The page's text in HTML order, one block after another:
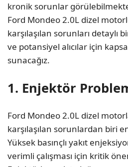
kronik sorunlar
Ford Mondeo 2.0L dizel
karşılaşılan sorunları detaylı
ve potansiyel alıcılar için
sunacağız.
1. Enjektör
Ford Mondeo 2.0L dizel
karşılaşılan sorunlardan biri
Yüksek basınçlı yakıt
verimli çalışması için kritik